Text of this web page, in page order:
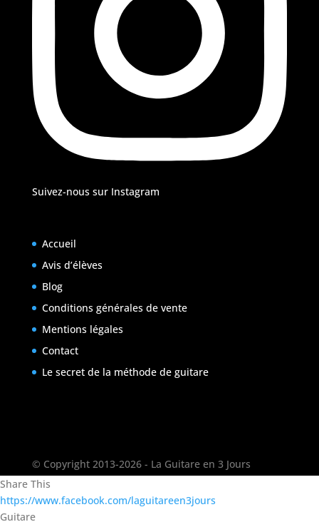
Suivez-nous sur Instagram
Accueil
Avis d’élèves
Blog
Conditions générales de vente
Mentions légales
Contact
Le secret de la méthode de guitare
© Copyright 2013-2026 - La Guitare en 3 Jours
Share This
https://www.facebook.com/laguitareen3jours
Guitare